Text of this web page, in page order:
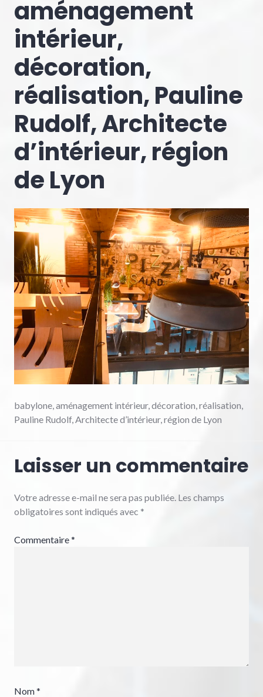
aménagement
intérieur,
décoration,
réalisation, Pauline
Rudolf, Architecte
d’intérieur, région
de Lyon
babylone, aménagement intérieur, décoration, réalisation,
Pauline Rudolf, Architecte d’intérieur, région de Lyon
Laisser un commentaire
Votre adresse e-mail ne sera pas publiée. Les champs
obligatoires sont indiqués avec *
Commentaire*
Nom*